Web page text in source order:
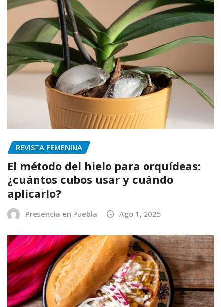
REVISTA FEMENINA
El método del hielo para orquídeas:
¿cuántos cubos usar y cuándo
aplicarlo?
Presencia en Puebla Ago 1, 2025